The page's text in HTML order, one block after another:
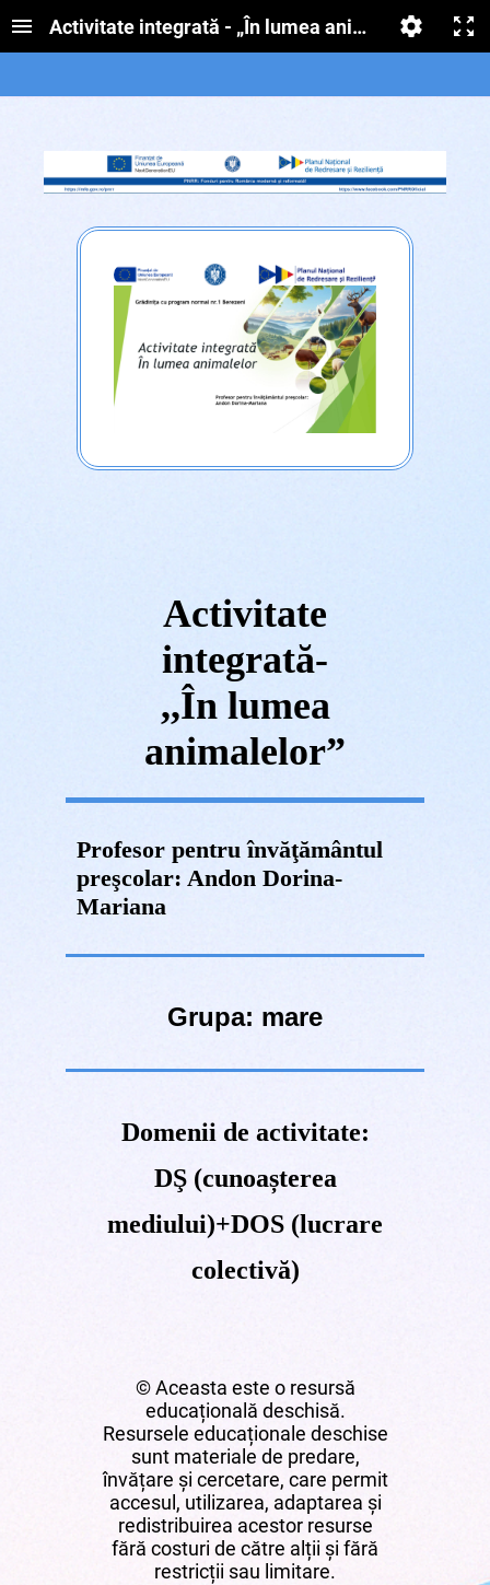
Activitate integrată - „În lumea animalelor”
Activitate
integrată-
,,În lumea
animalelor”
Profesor pentru învăţământul
preşcolar: Andon Dorina-
Mariana
Grupa: mare
Domenii de activitate:
DŞ (cunoașterea
mediului)+DOS (lucrare
colectivă)
© Aceasta este o resursă
educațională deschisă.
Resursele educaționale deschise
sunt materiale de predare,
învățare și cercetare, care permit
accesul, utilizarea, adaptarea și
redistribuirea acestor resurse
fără costuri de către alții și fără
restricții sau limitare.